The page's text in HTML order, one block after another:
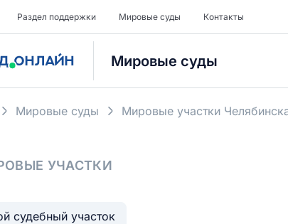
Раздел поддержки Мировые суды Контакты
Мировые суды
Мировые суды Мировые участки
УЧАСТКИ
судебный участок